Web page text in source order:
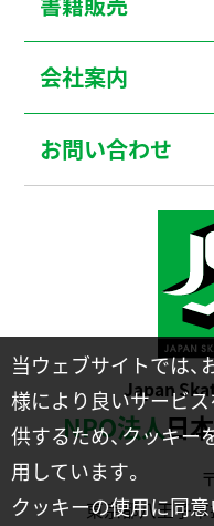
Japan
NPO法人日
東京都八王子
会社案内
お問い合わせ
当ウェブサイトでは、
様により良いサービ
供するため、クッキー
用しています。
クッキーの使用に同